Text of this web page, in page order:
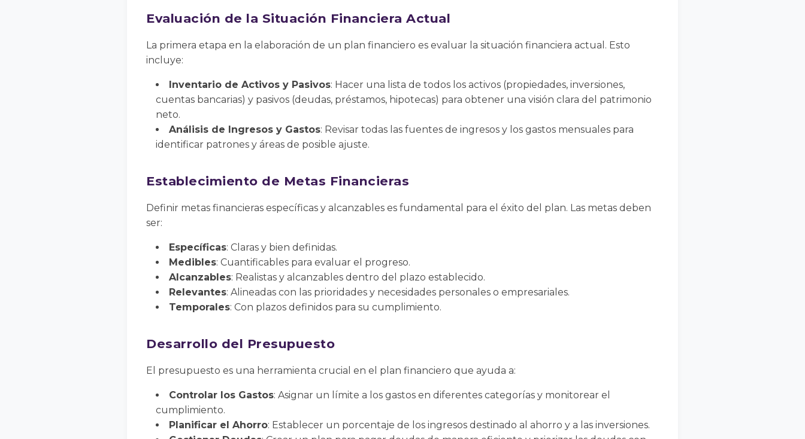
Evaluación de la Situación Financiera Actual
La primera etapa en la elaboración de un plan financiero es evaluar la situación financiera actual. Esto
incluye:
Inventario de Activos y Pasivos: Hacer una lista de todos los activos (propiedades, inversiones,
cuentas bancarias) y pasivos (deudas, préstamos, hipotecas) para obtener una visión clara del patrimonio
neto.
Análisis de Ingresos y Gastos: Revisar todas las fuentes de ingresos y los gastos mensuales para
identificar patrones y áreas de posible ajuste.
Establecimiento de Metas Financieras
Definir metas financieras específicas y alcanzables es fundamental para el éxito del plan. Las metas deben
ser:
Específicas: Claras y bien definidas.
Medibles: Cuantificables para evaluar el progreso.
Alcanzables: Realistas y alcanzables dentro del plazo establecido.
Relevantes: Alineadas con las prioridades y necesidades personales o empresariales.
Temporales: Con plazos definidos para su cumplimiento.
Desarrollo del Presupuesto
El presupuesto es una herramienta crucial en el plan financiero que ayuda a:
Controlar los Gastos: Asignar un límite a los gastos en diferentes categorías y monitorear el
cumplimiento.
Planificar el Ahorro: Establecer un porcentaje de los ingresos destinado al ahorro y a las inversiones.